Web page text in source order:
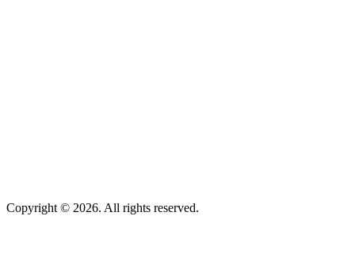
Copyright © 2026. All rights reserved.